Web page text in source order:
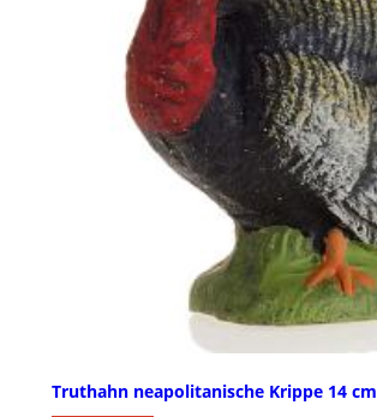
Truthahn neapolitanische Krippe 14 cm